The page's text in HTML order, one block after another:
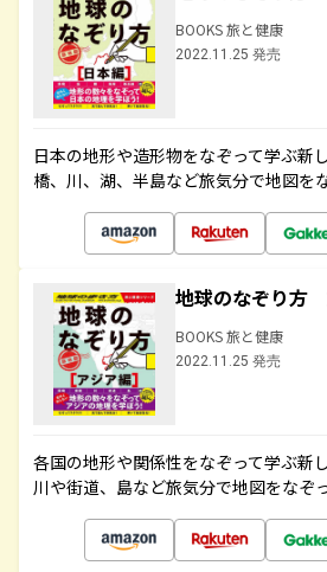
BOOKS 旅と健康
2022.11.25 発売
日本の地形や造形物をなぞって学ぶ新
橋、川、湖、半島など旅気分で地図を
地球のなぞり
BOOKS 旅と健康
2022.11.25 発売
各国の地形や関係性をなぞって学ぶ新
川や街道、島など旅気分で地図をなぞ